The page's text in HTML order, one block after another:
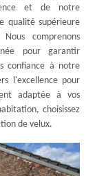
et de notre
qualité supérieure
comprenons
pour garantir
confiance à notre
l'excellence pour
adaptée à vos
choisissez
de velux.